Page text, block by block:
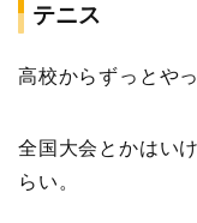
テニス
高校からずっとや
全国大会とかはい
らい。